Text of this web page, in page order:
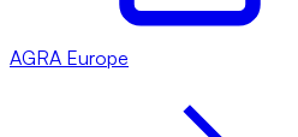
AGRA Europe